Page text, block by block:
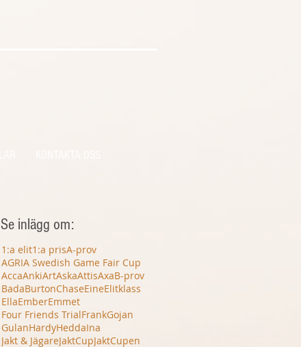
Se inlägg om:
1:a elit1:a prisA-prov
AGRIA Swedish Game Fair Cup
AccaAnkiArtAskaAttisAxaB-prov
BadaBurtonChaseEineElitklass
EllaEmberEmmet
Four Friends TrialFrankGojan
GulanHardyHeddaIna
Jakt & JägareJaktCupJaktCupen